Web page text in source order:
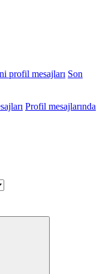
profil mesajları Son
Profil mesajlarında